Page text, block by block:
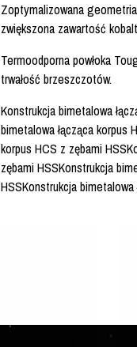
Zoptymalizowana
zwiększona zawartość
Termoodporna powłoka
trwałość brzeszczotów.
Konstrukcja bimetalowa
bimetalowa łącząca korpus
korpus HCS z zębami
zębami HSSKonstrukcja
HSSKonstrukcja